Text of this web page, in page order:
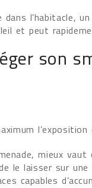
l’habitacle,
et peut
son
mieux
le laisser sur
capables